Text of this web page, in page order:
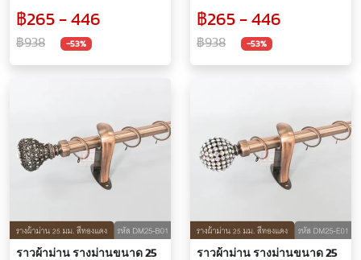
฿265 - 446
฿938 -53%
฿265 - 446
฿938 -53%
ราวผ้าม่าน รางม่านขนาด 25
ราวผ้าม่าน รางม่านขนาด 25